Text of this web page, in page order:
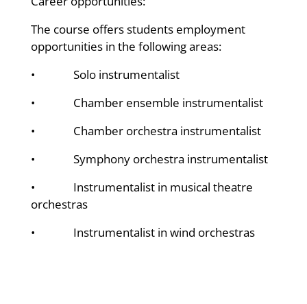
The course offers students employment
opportunities in the following areas:
• Solo instrumentalist
• Chamber ensemble instrumentalist
• Chamber orchestra instrumentalist
• Symphony orchestra instrumentalist
• Instrumentalist in musical theatre
orchestras
• Instrumentalist in wind orchestras